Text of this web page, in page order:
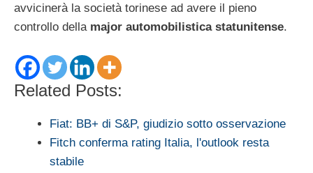
avvicinerà la società torinese ad avere il pieno
controllo della major automobilistica statunitense.
Related Posts:
Fiat: BB+ di S&P, giudizio sotto osservazione
Fitch conferma rating Italia, l'outlook resta
stabile